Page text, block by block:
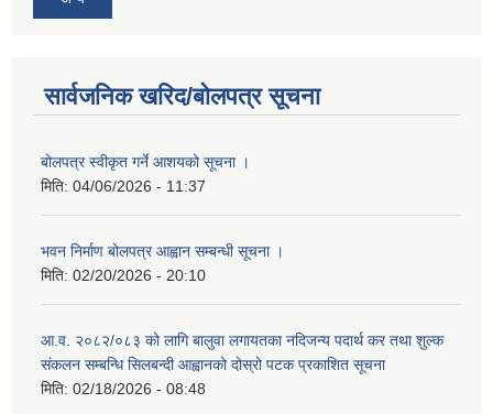
सार्वजनिक खरिद/बोलपत्र सूचना
बोलपत्र स्वीकृत गर्ने आशयको सूचना ।
मिति: 04/06/2026 - 11:37
भवन निर्माण बोलपत्र आह्वान सम्बन्धी सूचना ।
मिति: 02/20/2026 - 20:10
आ.व. २०८२/०८३ को लागि बालुवा लगायतका नदिजन्य पदार्थ कर तथा शुल्क
संकलन सम्बन्धि सिलबन्दी आह्वानको दोस्रो पटक प्रकाशित सूचना
मिति: 02/18/2026 - 08:48